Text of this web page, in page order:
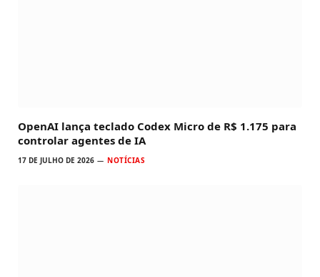
OpenAI lança teclado Codex Micro de R$ 1.175 para
controlar agentes de IA
17 DE JULHO DE 2026 NOTÍCIAS